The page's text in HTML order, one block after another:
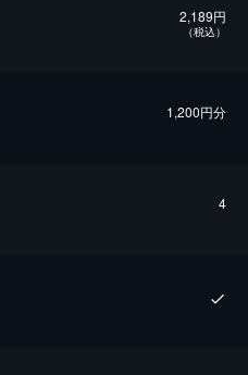
2,189円
（税込）
1,200円分
4